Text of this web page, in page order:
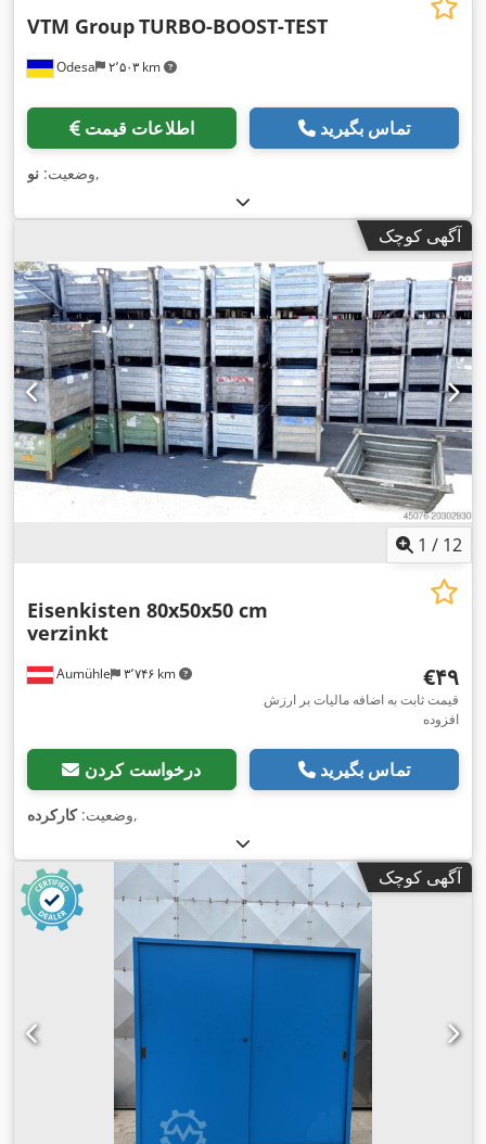
Odesa ۲٬۵۰۳ km
VTM GroupTURBO-BOOST-TEST
اطلاعات قیمت تماس بگیرید
وضعیت: نو ,
آگهی کوچک
1 / 12
Aumühle ۳٬۷۴۶ km
Eisenkisten 80x50x50 cm
verzinkt
‎€۴۹
قیمت ثابت به اضافه مالیات بر ارزش
افزوده
درخواست کردن تماس بگیرید
وضعیت:کارکرده ,
آگهی کوچک